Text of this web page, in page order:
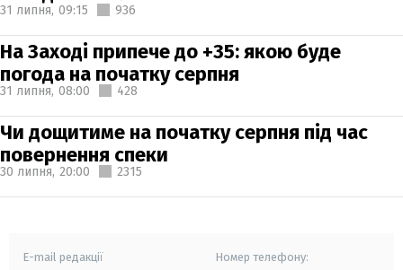
31 липня, 09:15 936
На Заході припече до +35: якою буде
погода на початку серпня
31 липня, 08:00 428
Чи дощитиме на початку серпня під час
повернення спеки
30 липня, 20:00 2315
E-mail редакції Номер телефону: